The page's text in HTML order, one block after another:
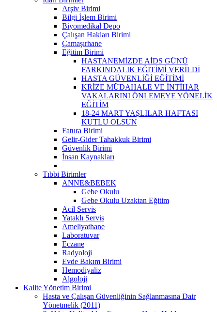
Arşiv Birimi
Bilgi İşlem Birimi
Biyomedikal Depo
Çalışan Hakları Birimi
Çamaşırhane
Eğitim Birimi
HASTANEMİZDE AİDS GÜNÜ
FARKINDALIK EĞİTİMİ VERİLDİ
HASTA GÜVENLİĞİ EĞİTİMİ
KRİZE MÜDAHALE VE İNTİHAR
VAKALARINI ÖNLEMEYE YÖNELİK
EĞİTİM
18-24 MART YAŞLILAR HAFTASI
KUTLU OLSUN
Fatura Birimi
Gelir-Gider Tahakkuk Birimi
Güvenlik Birimi
İnsan Kaynakları
Tıbbi Birimler
ANNE&BEBEK
Gebe Okulu
Gebe Okulu Uzaktan Eğitim
Acil Servis
Yataklı Servis
Ameliyathane
Laboratuvar
Eczane
Radyoloji
Evde Bakım Birimi
Hemodiyaliz
Algoloji
Kalite Yönetim Birimi
Hasta ve Çalışan Güvenliğinin Sağlanmasına Dair
Yönetmelik (2011)